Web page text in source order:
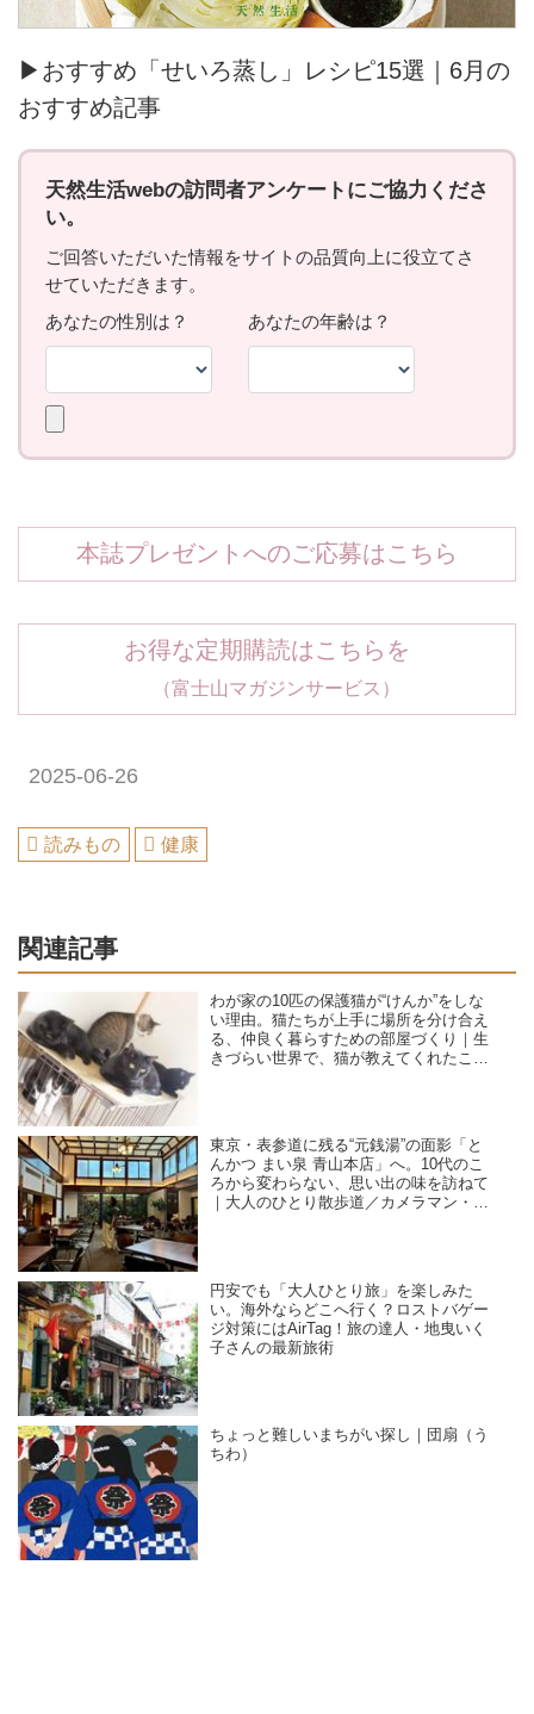
▶おすすめ「せいろ蒸し」レシピ15選｜6月の
おすすめ記事
本誌プレゼントへのご応募はこちら
お得な定期購読はこちらを
（富士山マガジンサービス）
2025-06-26
読みもの 健康
関連記事
わが家の10匹の保護猫が“けんか”をしな
い理由。猫たちが上手に場所を分け合え
る、仲良く暮らすための部屋づくり｜生
きづらい世界で、猫が教えてくれたこと
東京・表参道に残る“元銭湯”の面影「と
んかつ まい泉 青山本店」へ。10代のこ
ろから変わらない、思い出の味を訪ねて
｜大人のひとり散歩道／カメラマン・石
円安でも「大人ひとり旅」を楽しみた
い。海外ならどこへ行く？ロストバゲー
ジ対策にはAirTag！旅の達人・地曳いく
子さんの最新旅術
ちょっと難しいまちがい探し｜団扇（う
ちわ）